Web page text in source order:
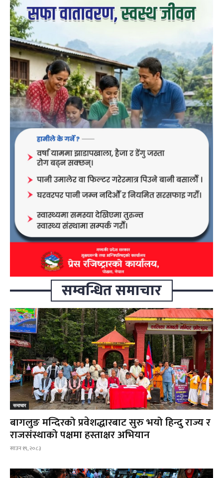
सम्वन्धित समाचार
समाचार
बागलुङ मन्दिरको प्रवेशद्धारबाट सुरु भयो हिन्दु राज्य र
राजसंस्थाको पक्षमा हस्ताक्षर अभियान
साउन १९, २०८३